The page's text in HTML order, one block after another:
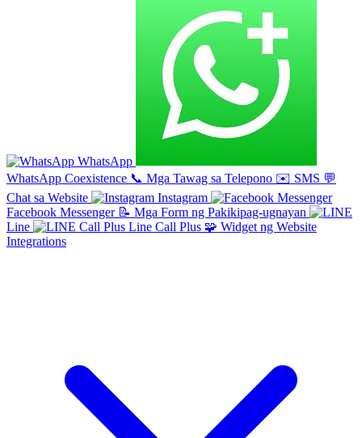
WhatsApp
WhatsApp Coexistence 📞 Mga Tawag sa Telepono ✉️ SMS 💬
Chat sa Website
Instagram
Facebook Messenger 📝 Mga Form ng Pakikipag-ugnayan
Line
Line Call Plus 🧩 Widget ng Website
Integrations